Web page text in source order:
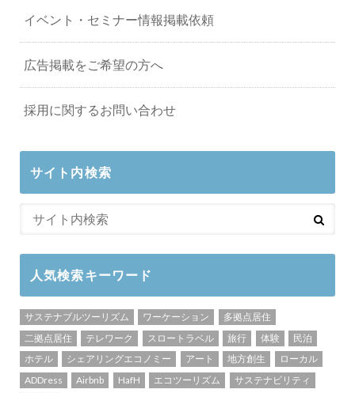
イベント・セミナー情報掲載依頼
広告掲載をご希望の方へ
採用に関するお問い合わせ
サイト内検索
人気検索キーワード
サステナブルツーリズム ワーケーション
多拠点居住
二拠点居住
テレワーク スロートラベル 旅行 体験
民泊
ホテル
シェアリングエコノミー アート 地方創生
ローカル
ADDress
Airbnb HafH エコツーリズム
サステナビリティ